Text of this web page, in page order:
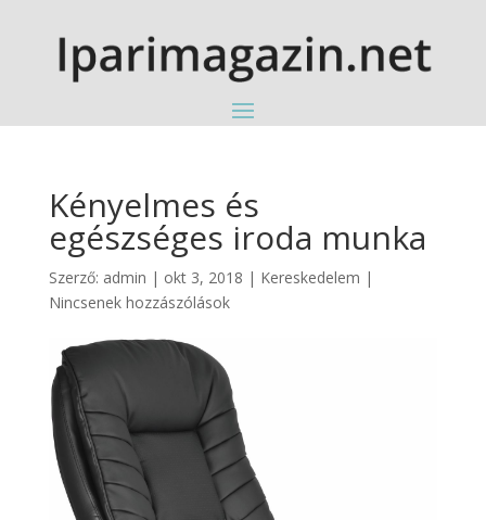
Kényelmes és
egészséges iroda munka
Szerző: admin | okt 3, 2018 | Kereskedelem |
Nincsenek hozzászólások